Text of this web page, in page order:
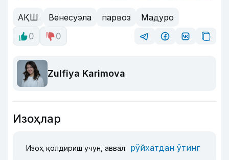
АҚШ Венесуэла парвоз
Мадуро
0
0
Zulfiya Karimova
Изоҳлар
Изоҳ қолдириш учун, аввал рўйхатдан ўтинг